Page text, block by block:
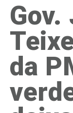
Gov.
da